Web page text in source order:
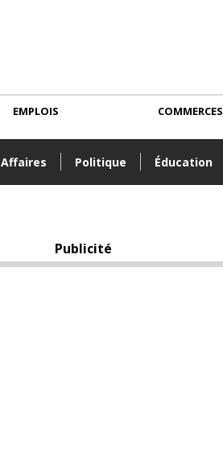
Affaires Politique Éducation
EMPLOIS COMMERCES
Publicité